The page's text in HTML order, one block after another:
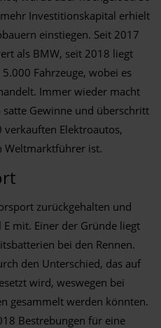
Investitionskapital erhielt
einstiegen. Seit 2017
als BMW, seit 2018 liegt
Fahrzeuge, wobei es
Immer wieder macht
Gewinne und überschritt
Elektroautos,
Weltmarktführer ist.
zurückgehalten und
mit. Einer der Gründe liegt
bei den Rennen.
den Unterschied, das auf
wird, weswegen bei
gesammelt werden könnten.
Bestrebungen für eine